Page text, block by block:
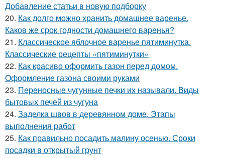
Добавление статьи в новую подборку
20. Как долго можно хранить домашнее варенье.
Каков же срок годности домашнего варенья?
21. Классическое яблочное варенье пятиминутка.
Классические рецепты «пятиминутки»
22. Как красиво оформить газон перед домом.
Оформление газона своими руками
23. Переносные чугунные печки их называли. Виды
бытовых печей из чугуна
24. Заделка швов в деревянном доме. Этапы
выполнения работ
25. Как правильно посадить малину осенью. Сроки
посадки в открытый грунт